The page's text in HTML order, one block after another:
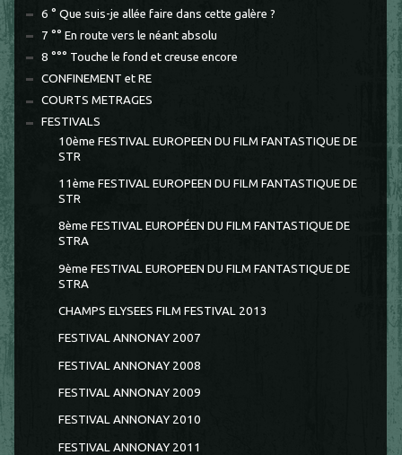
6 ° Que suis-je allée faire dans cette galère ?
7 °° En route vers le néant absolu
8 °°° Touche le fond et creuse encore
CONFINEMENT et RE
COURTS METRAGES
FESTIVALS
10ème FESTIVAL EUROPEEN DU FILM FANTASTIQUE DE
STR
11ème FESTIVAL EUROPEEN DU FILM FANTASTIQUE DE
STR
8ème FESTIVAL EUROPÉEN DU FILM FANTASTIQUE DE
STRA
9ème FESTIVAL EUROPEEN DU FILM FANTASTIQUE DE
STRA
CHAMPS ELYSEES FILM FESTIVAL 2013
FESTIVAL ANNONAY 2007
FESTIVAL ANNONAY 2008
FESTIVAL ANNONAY 2009
FESTIVAL ANNONAY 2010
FESTIVAL ANNONAY 2011